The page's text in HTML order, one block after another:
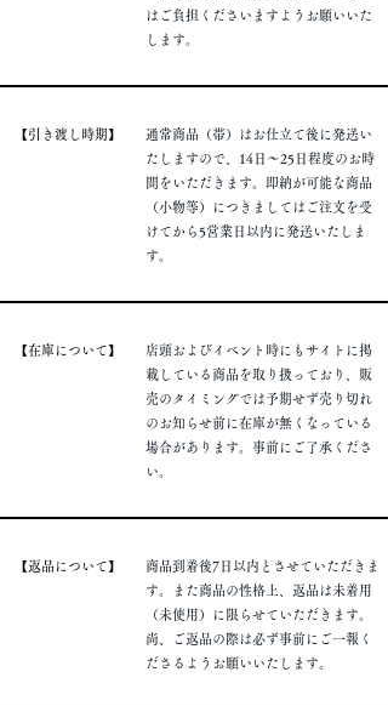
はご負担くださいますようお願いいた
します。
​【引き渡し時期】
通常商品（帯）はお仕立て後に発送い
たしますので、14日～25日程度のお時
間をいただきます。即納が可能な商品
（小物等）につきましてはご注文を受
けてから5営業日以内に発送いたしま
す。
​【在庫について】
店頭およびイベント時にもサイトに掲
載している商品を取り扱っており、販
売のタイミングでは予期せず売り切れ
のお知らせ前に在庫が無くなっている
場合があります。事前にご了承くださ
い。
​【返品について】
商品到着後7日以内とさせていただきま
す。また商品の性格上、返品は未着用
（未使用）に限らせていただきます。
​尚、ご返品の際は必ず事前にご一報く
ださるようお願いいたします。